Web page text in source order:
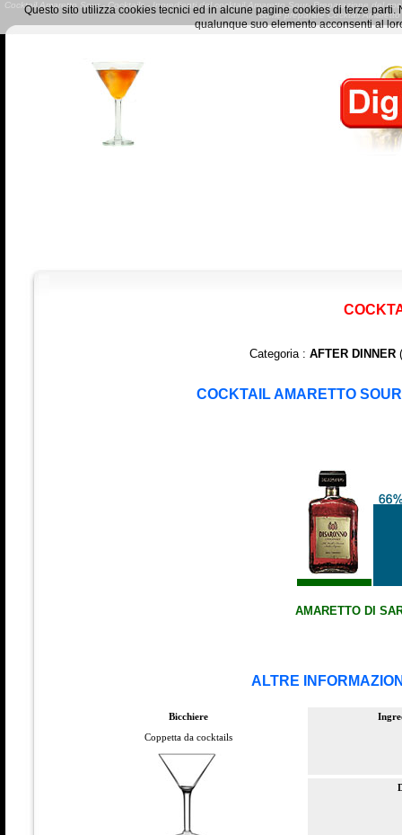
Cocktail Amaretto Sour - Cocktails - Ingredienti del cocktail Amaretto Sour- Preparazione del
come preparare Cocktail
Categoria : AFTER DINNER(
COCKTAIL AMARETTO
AMARETTO DI
ALTRE
Bicchiere
Coppetta da cocktails
Questo sito utilizza cookies tecnici ed in alcune pagine cookies di terze
qualunque suo elemento acconsenti al